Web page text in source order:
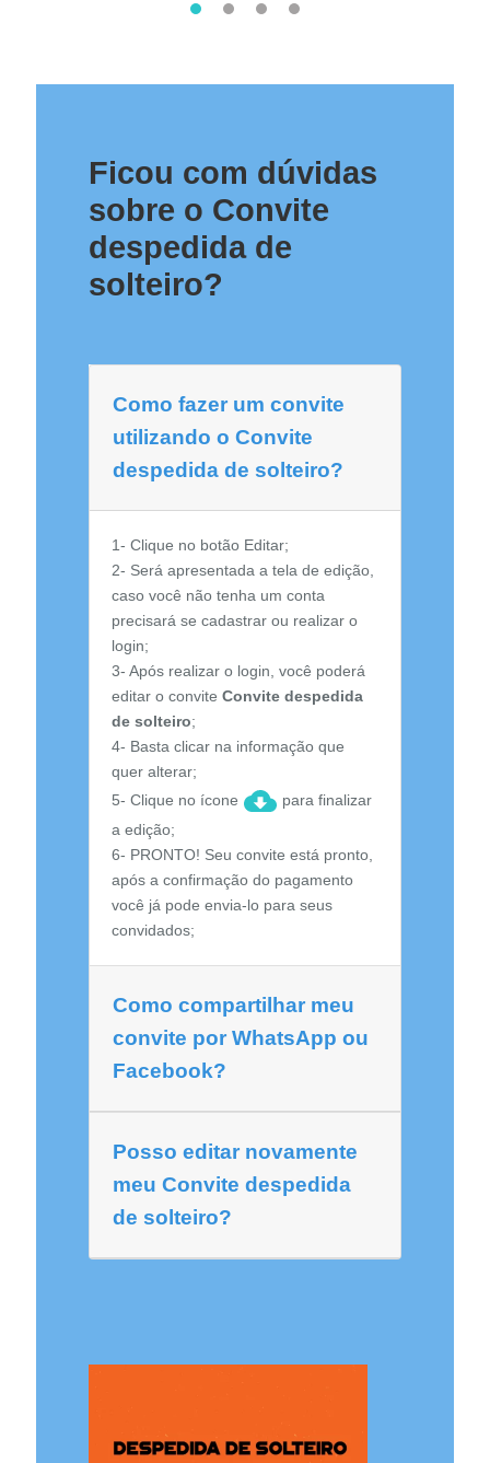
Ficou com dúvidas
sobre o Convite
despedida de
solteiro?
Como fazer um convite
utilizando o Convite
despedida de solteiro?
1- Clique no botão Editar;
2- Será apresentada a tela de edição,
caso você não tenha um conta
precisará se cadastrar ou realizar o
login;
3- Após realizar o login, você poderá
editar o convite Convite despedida
de solteiro;
4- Basta clicar na informação que
quer alterar;
5- Clique no ícone
para finalizar
a edição;
6- PRONTO! Seu convite está pronto,
após a confirmação do pagamento
você já pode envia-lo para seus
convidados;
Como compartilhar meu
convite por WhatsApp ou
Facebook?
Posso editar novamente
meu Convite despedida
de solteiro?